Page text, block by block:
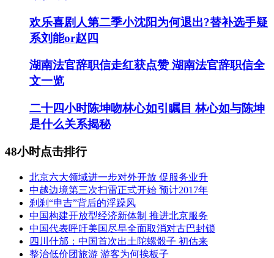
欢乐喜剧人第二季小沈阳为何退出?替补选手疑
系刘能or赵四
湖南法官辞职信走红获点赞 湖南法官辞职信全
文一览
二十四小时陈坤吻林心如引瞩目 林心如与陈坤
是什么关系揭秘
48小时点击排行
北京六大领域进一步对外开放 促服务业升
中越边境第三次扫雷正式开始 预计2017年
刹刹“申吉”背后的浮躁风
中国构建开放型经济新体制 推进北京服务
中国代表呼吁美国尽早全面取消对古巴封锁
四川什邡：中国首次出土陀螺骰子 初估来
整治低价团旅游 游客为何挨板子